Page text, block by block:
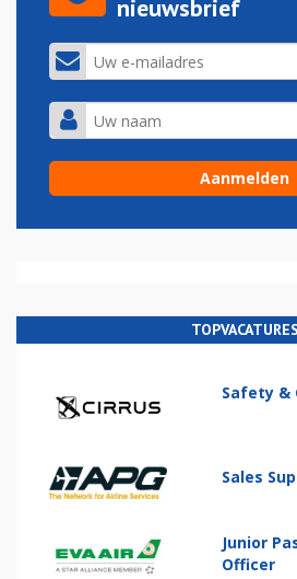
nieuwsbrief
TOPVACATURES
Safety &
Sales
Junior
Officer